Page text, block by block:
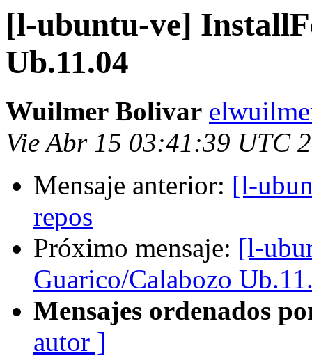
[l-ubuntu-ve]
Ub.11.04
Wuilmer Bolivar
Vie Abr 15 03:41:39 UTC
Mensaje anterior: [l-
repos
Próximo mensaje: [l-
Guarico/Calabozo
Mensajes ordenados
autor ]